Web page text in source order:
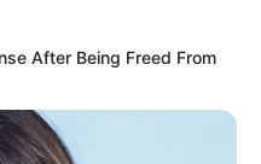
de
geralmente
After Being Freed From